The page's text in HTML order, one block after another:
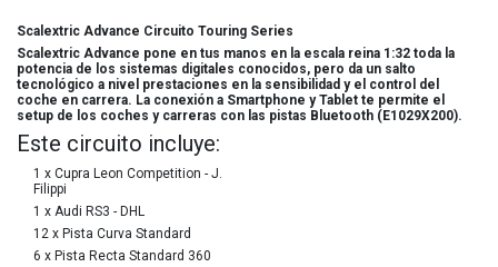
Scalextric Advance Circuito Touring Series
Scalextric Advance pone en tus manos en la escala reina 1:32 toda la
potencia de los sistemas digitales conocidos, pero da un salto
tecnológico a nivel prestaciones en la sensibilidad y el control del
coche en carrera. La conexión a Smartphone y Tablet te permite el
setup de los coches y carreras con las pistas Bluetooth (E1029X200).
Este circuito incluye:
1 x Cupra Leon Competition - J.
Filippi
1 x Audi RS3 - DHL
12 x Pista Curva Standard
6 x Pista Recta Standard 360